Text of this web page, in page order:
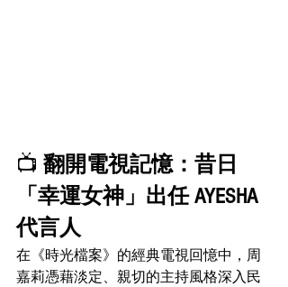
📺 翻開電視記憶：昔日
「幸運女神」出任 AYESHA
代言人
在《時光檔案》的經典電視回憶中，周
嘉莉憑藉淡定、親切的主持風格深入民